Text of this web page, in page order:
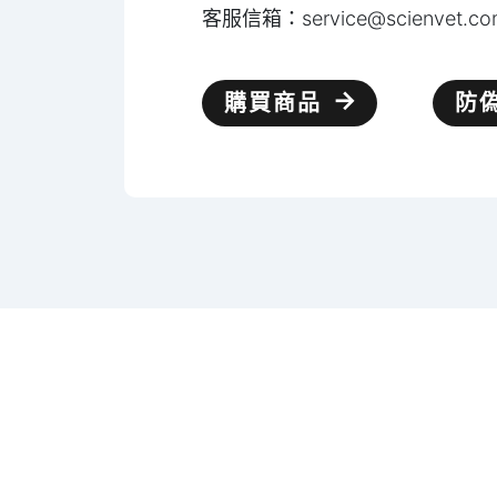
客服信箱：
購買商品 防